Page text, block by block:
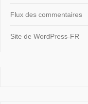
Flux des commentaires
Site de WordPress-FR